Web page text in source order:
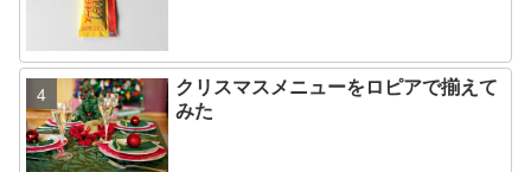
クリスマスメニューをロピアで揃えて
みた